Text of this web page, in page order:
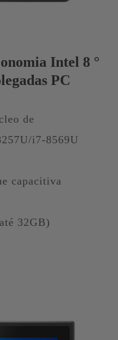
Intel 8 °
PC
de
i7-8569U
capacitiva
32GB)